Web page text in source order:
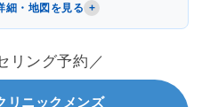
細・地図を見る
リング予約／
リニックメンズ